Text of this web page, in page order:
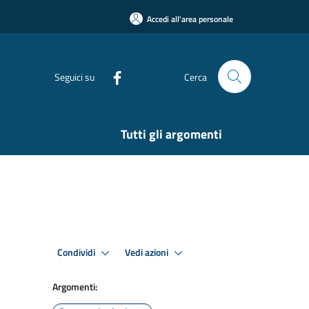
Accedi all'area personale
Seguici su Cerca
Tutti gli argomenti
Condividi Vedi azioni
Argomenti: